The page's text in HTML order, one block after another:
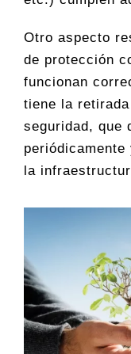
Otro aspecto
de protección
funcionan
tiene la retirada
seguridad, que
la